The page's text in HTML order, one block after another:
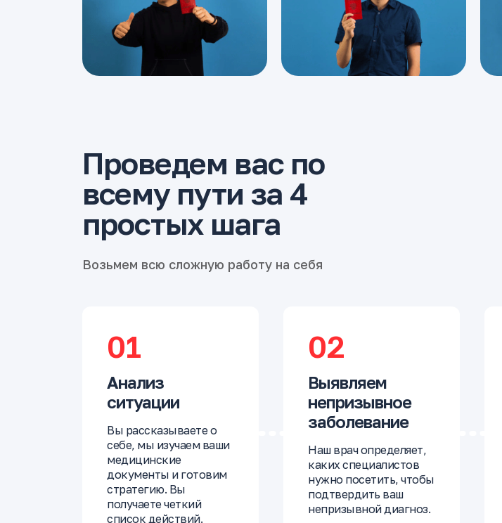
Проведем вас по
всему пути за 4
простых шага
Возьмем всю сложную работу на себя
01
Анализ
ситуации
Вы рассказываете о
себе, мы изучаем ваши
медицинские
документы и готовим
стратегию. Вы
получаете четкий
список действий.
02
Выявляем
непризывное
заболевание
Наш врач определяет,
каких специалистов
нужно посетить, чтобы
подтвердить ваш
непризывной диагноз.